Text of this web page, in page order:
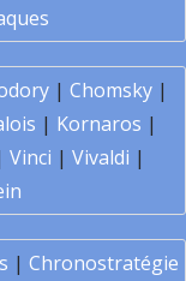
| Chomsky|
| Kornaros |
Vinci | Vivaldi |
| Chronostratégie